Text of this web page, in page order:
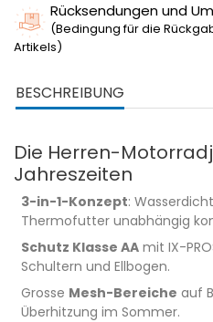
Rücksendungen und
(Bedingung für die
Artikels)
BESCHREIBUNG
Die Herren-
Jahreszeiten
3-in-1-Konzept:
Thermofutter unabhängig
Schutz Klasse AA mit IX-
Schultern und Ellbogen.
Grosse Mesh-Bereiche auf
Überhitzung im Sommer.